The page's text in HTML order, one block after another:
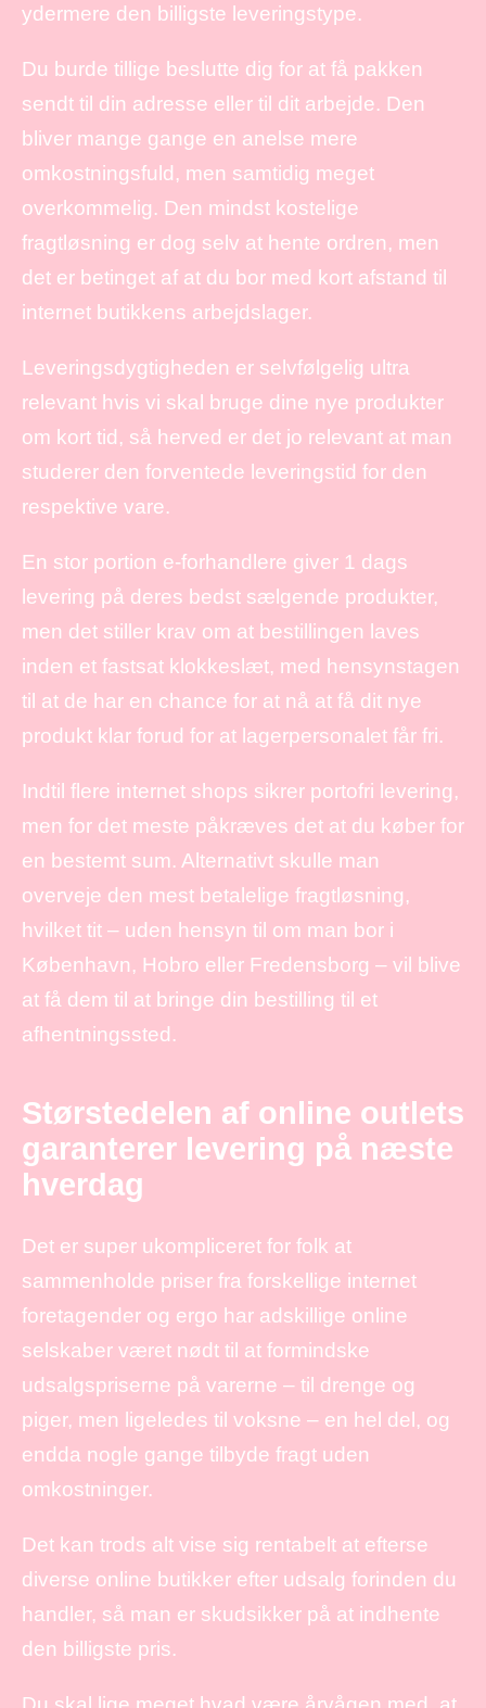
ydermere den billigste leveringstype.
Du burde tillige beslutte dig for at få pakken
sendt til din adresse eller til dit arbejde. Den
bliver mange gange en anelse mere
omkostningsfuld, men samtidig meget
overkommelig. Den mindst kostelige
fragtløsning er dog selv at hente ordren, men
det er betinget af at du bor med kort afstand til
internet butikkens arbejdslager.
Leveringsdygtigheden er selvfølgelig ultra
relevant hvis vi skal bruge dine nye produkter
om kort tid, så herved er det jo relevant at man
studerer den forventede leveringstid for den
respektive vare.
En stor portion e-forhandlere giver 1 dags
levering på deres bedst sælgende produkter,
men det stiller krav om at bestillingen laves
inden et fastsat klokkeslæt, med hensynstagen
til at de har en chance for at nå at få dit nye
produkt klar forud for at lagerpersonalet får fri.
Indtil flere internet shops sikrer portofri levering,
men for det meste påkræves det at du køber for
en bestemt sum. Alternativt skulle man
overveje den mest betalelige fragtløsning,
hvilket tit – uden hensyn til om man bor i
København, Hobro eller Fredensborg – vil blive
at få dem til at bringe din bestilling til et
afhentningssted.
Størstedelen af online outlets
garanterer levering på næste
hverdag
Det er super ukompliceret for folk at
sammenholde priser fra forskellige internet
foretagender og ergo har adskillige online
selskaber været nødt til at formindske
udsalgspriserne på varerne – til drenge og
piger, men ligeledes til voksne – en hel del, og
endda nogle gange tilbyde fragt uden
omkostninger.
Det kan trods alt vise sig rentabelt at efterse
diverse online butikker efter udsalg forinden du
handler, så man er skudsikker på at indhente
den billigste pris.